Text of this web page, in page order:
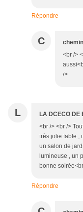
Répondre
C
<br />
/>
L LA DCECO DE
<br /> <br />
très jolie table ,
un salon de
lumineuse , un
bonne
Répondre